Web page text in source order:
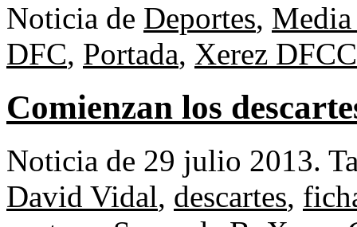
Noticia de Deportes, Media
DFC, Portada, Xerez DFC
Comienzan los
Noticia de 29 julio 2013.
David Vidal, descartes,